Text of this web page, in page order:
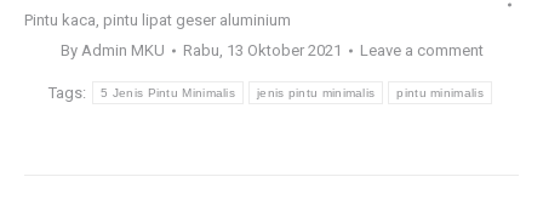
Pintu kaca, pintu lipat geser aluminium
By Admin MKU Rabu, 13 Oktober 2021 Leave a comment
Tags: 5 Jenis Pintu Minimalis jenis pintu minimalis pintu minimalis